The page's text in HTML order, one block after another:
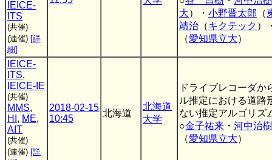
IEICE-
ITS
(共催)
(連催) [詳
細]
大）・ 小野晋太郎 （
靖治 （キクテック ）
（愛知県立大）
IEICE-
ITS,
IEICE-IE
(共催)
MMS,
HI , ME,
AIT
(共催)
(連催) [詳
2018-02-15
10:45
北海道
北海道
大学
ドライブレコーダか
ル推定における道路
ない推定アルゴリズ
○金子祐来 ・ 河中治樹
（愛知県立大）